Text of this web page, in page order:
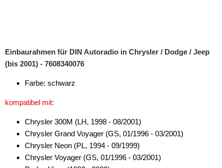
Einbaurahmen für DIN Autoradio in Chrysler / Dodge / Jeep
(bis 2001) - 7608340076
Farbe: schwarz
kompatibel mit:
Chrysler 300M (LH, 1998 - 08/2001)
Chrysler Grand Voyager (GS, 01/1996 - 03/2001)
Chrysler Neon (PL, 1994 - 09/1999)
Chrysler Voyager (GS, 01/1996 - 03/2001)